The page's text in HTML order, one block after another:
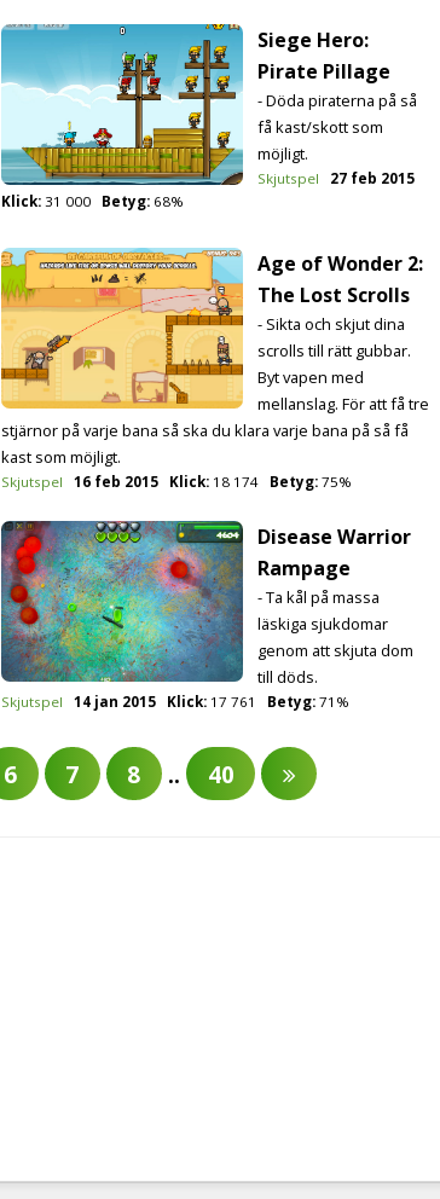
Siege Hero:
Pirate Pillage
- Döda piraterna på så
få kast/skott som
möjligt.
Skjutspel
27 feb 2015
Klick:31 000 Betyg: 68%
Age of Wonder 2:
The Lost Scrolls
- Sikta och skjut dina
scrolls till rätt gubbar.
Byt vapen med
mellanslag. För att få tre
stjärnor på varje bana så ska du klara varje bana på så få
kast som möjligt.
Skjutspel 16 feb 2015 Klick:18 174 Betyg: 75%
Disease Warrior
Rampage
- Ta kål på massa
läskiga sjukdomar
genom att skjuta dom
till döds.
Skjutspel 14 jan 2015 Klick:17 761 Betyg: 71%
6 7 8 .. 40